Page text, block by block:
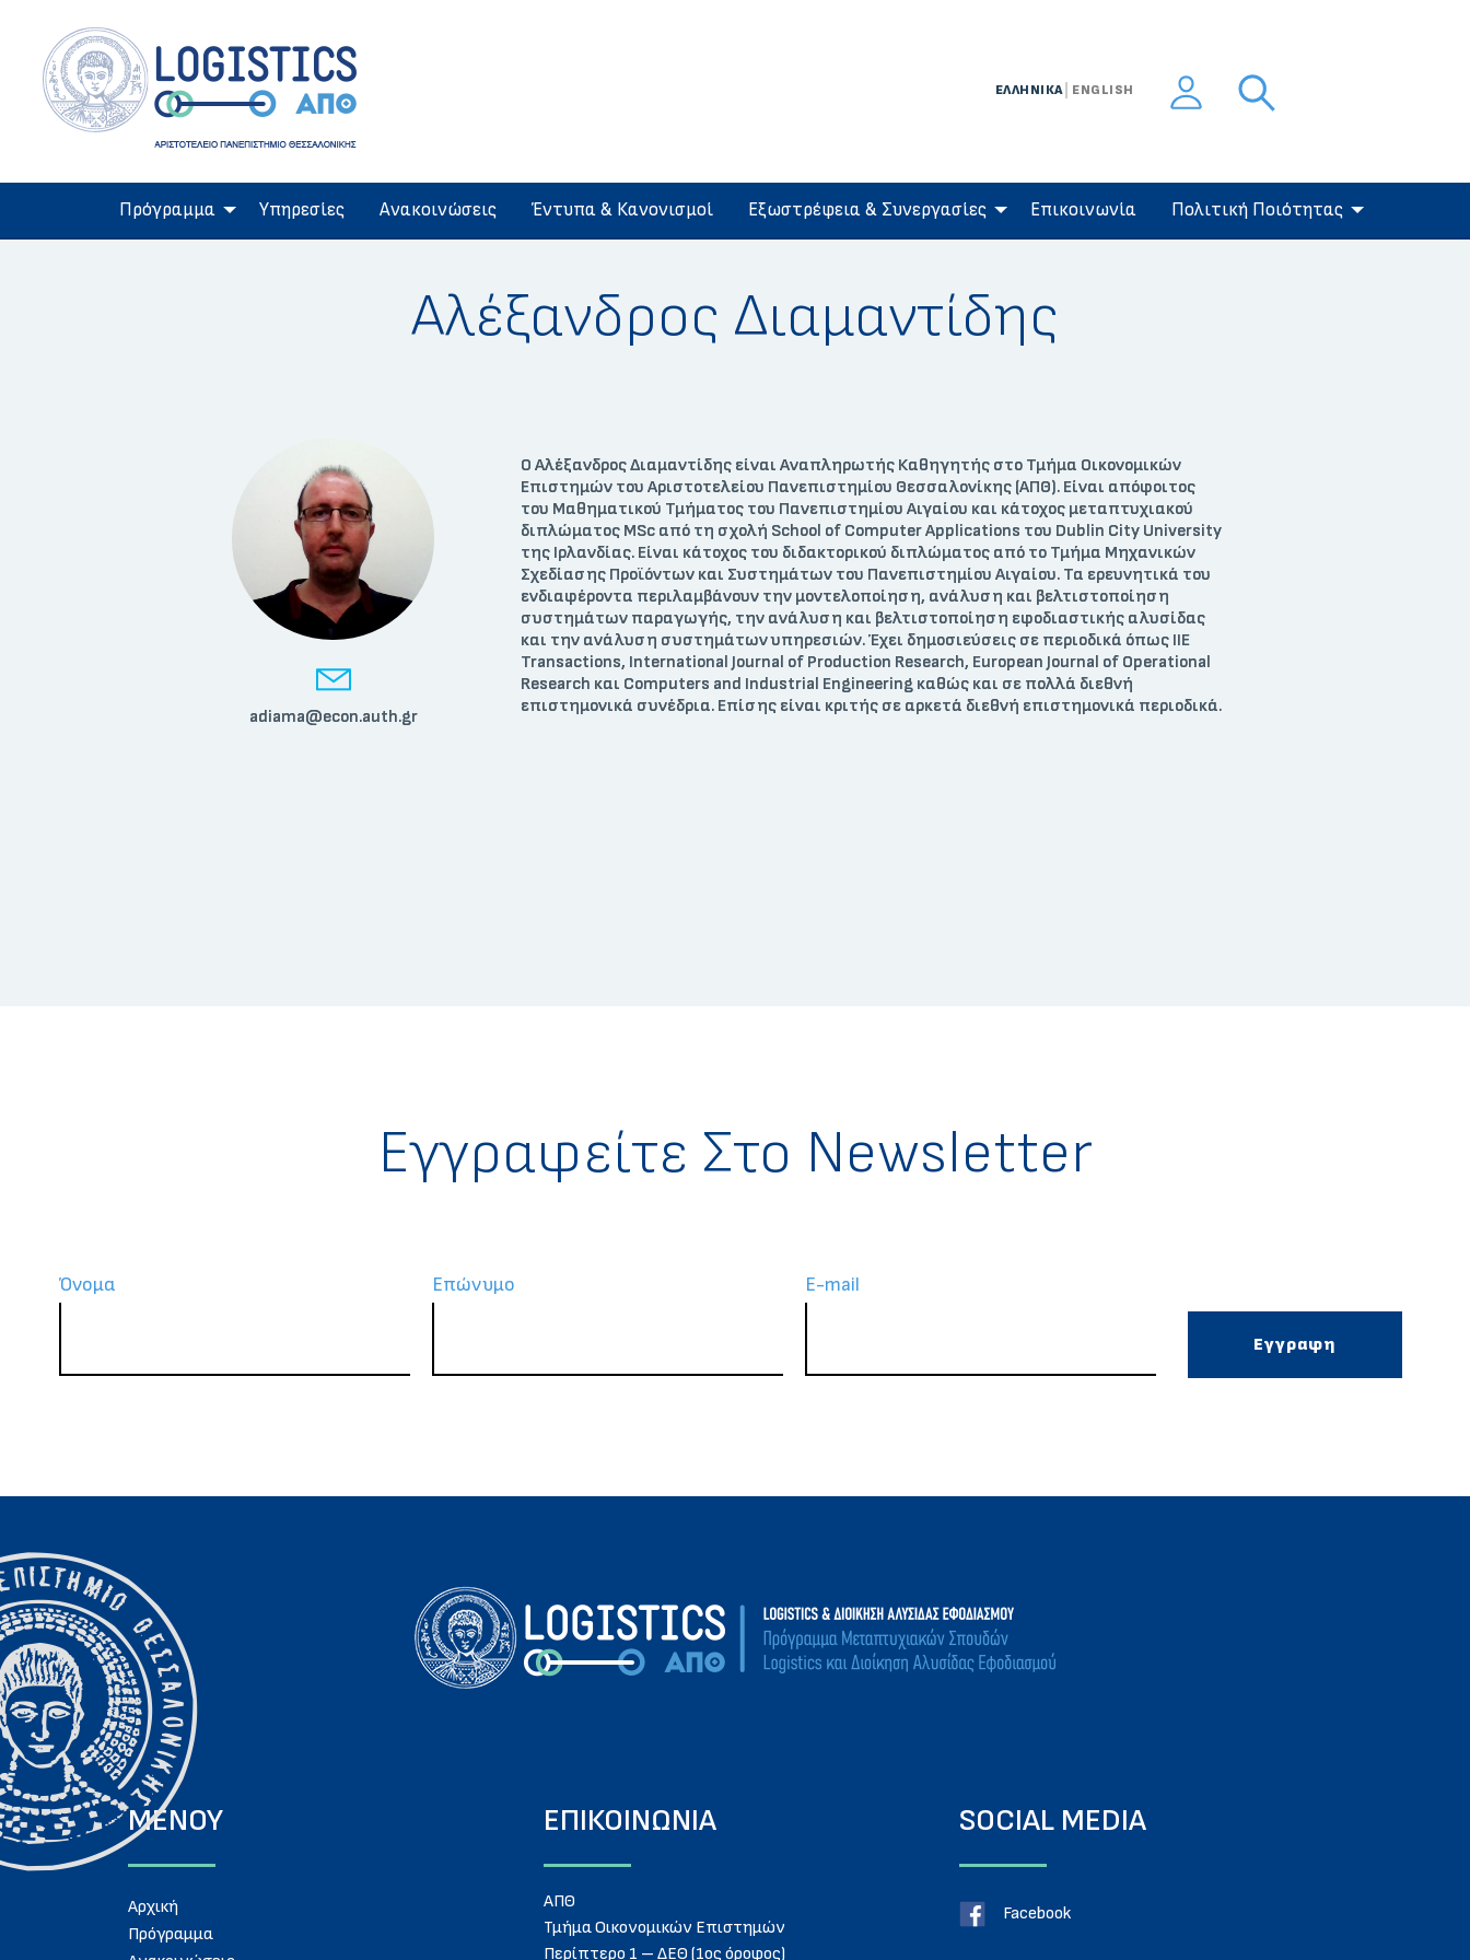
ΕΛΛΗΝΙΚΑ ENGLISH
Πρόγραμμα Υπηρεσίες Ανακοινώσεις Έντυπα & Κανονισμοί Εξωστρέφεια & Συνεργασίες Eπικοινωνία Πολιτική Ποιότητας
Αλέξανδρος Διαμαντίδης
adiama@econ.auth.gr
Ο Αλέξανδρος Διαμαντίδης είναι Αναπληρωτής Καθηγητής στο Τμήμα Οικονομικών
Επιστημών του Αριστοτελείου Πανεπιστημίου Θεσσαλονίκης (ΑΠΘ). Είναι απόφοιτος
του Μαθηματικού Τμήματος του Πανεπιστημίου Αιγαίου και κάτοχος μεταπτυχιακού
διπλώματος MSc από τη σχολή School of Computer Applications του Dublin City University
της Ιρλανδίας. Είναι κάτοχος του διδακτορικού διπλώματος από το Τμήμα Μηχανικών
Σχεδίασης Προϊόντων και Συστημάτων του Πανεπιστημίου Αιγαίου. Τα ερευνητικά του
ενδιαφέροντα περιλαμβάνουν την μοντελοποίηση, ανάλυση και βελτιστοποίηση
συστημάτων παραγωγής, την ανάλυση και βελτιστοποίηση εφοδιαστικής αλυσίδας
και την ανάλυση συστημάτων υπηρεσιών. Έχει δημοσιεύσεις σε περιοδικά όπως IIE
Transactions, International Journal of Production Research, European Journal of Operational
Research και Computers and Industrial Engineering καθώς και σε πολλά διεθνή
επιστημονικά συνέδρια. Επίσης είναι κριτής σε αρκετά διεθνή επιστημονικά περιοδικά.
Eγγραφείτε Στο Newsletter
Όνομα Επώνυμο Ε-mail
Εγγραφη
ΜΕΝΟΥ
Aρχική
Πρόγραμμα
ΕΠΙΚΟΙΝΩΝΙΑ
ΑΠΘ
Τμήμα Οικονομικών Επιστημών
Περίπτερο 1 – ΔΕΘ (1ος όροφος)
SOCIAL MEDIA
Facebook